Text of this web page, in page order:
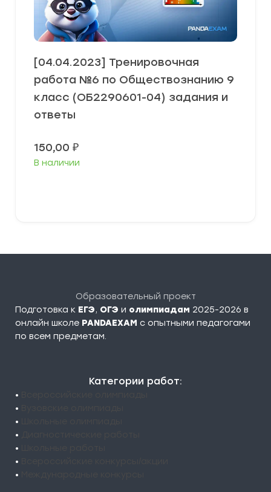
[04.04.2023] Тренировочная
работа №6 по Обществознанию 9
класс (ОБ2290601-04) задания и
ответы
150,00 ₽
В наличии
Образовательный проект
Подготовка к ЕГЭ, ОГЭ и олимпиадам 2025-2026 в
онлайн школе PANDAEXAM c опытными педагогами
по всем предметам.
Категории работ:
•
•
•
•
•
•
•